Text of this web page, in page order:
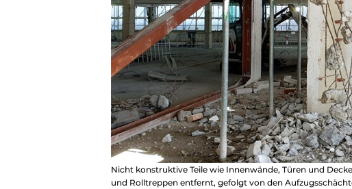
Nicht konstruktive Teile wie Innenwände, Türen und
und Rolltreppen entfernt, gefolgt von den